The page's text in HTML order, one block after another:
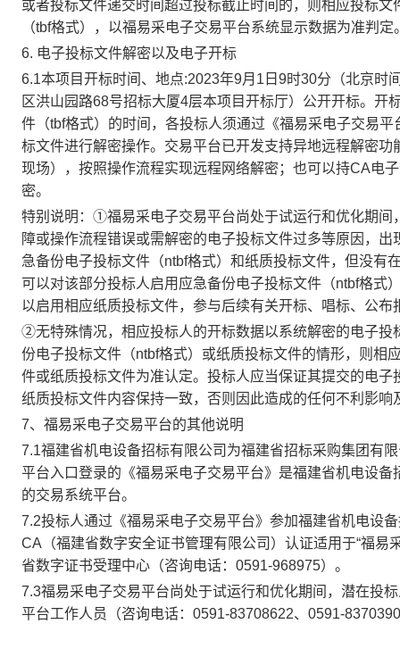
或者投标文件递交时间超过投标截止时间的，则相应投标
（tbf格式），以福易采电子交易平台系统显示数据为准判定
6. 电子投标文件解密以及电子开标
6.1本项目开标时间、地点:2023年9月 1 日 9时30分（北京时
区洪山园路68号招标大厦4层本项目开标厅）公开开标。开
件（tbf格式）的时间，各投标人须通过《福易采电子交易平
标文件进行解密操作。交易平台已开发支持异地远程解密
现场），按照操作流程实现远程网络解密；也可以持CA电
密。
特别说明： ①福易采电子交易平台尚处于试运行和优化期间
障或操作流程错误或需解密的电子投标文件过多等原因，
急备份电子投标文件（ntbf格式）和纸质投标文件，但没有
可以对该部分投标人启用应急备份电子投标文件（ntbf格式
以启用相应纸质投标文件，参与后续有关开标、唱标、公
②无特殊情况，相应投标人的开标数据以系统解密的电子投
份电子投标文件（ntbf格式）或纸质投标文件的情形，则相
件或纸质投标文件为准认定。投标人应当保证其提交的电子
纸质投标文件内容保持一致，否则因此造成的任何不利影响
7、福易采电子交易平台的其他说明
7.1福建省机电设备招标有限公司为福建省招标采购集团有
平台入口登录的《福易采电子交易平台》是福建省机电设
的交易系统平台。
7.2投标人通过《福易采电子交易平台》参加福建省机电设
CA（福建省数字安全证书管理有限公司）认证适用于“福
省数字证书受理中心（咨询电话：0591-968975）。
7.3福易采电子交易平台尚处于试运行和优化期间，潜在投
平台工作人员（咨询电话： 0591-83708622、0591-